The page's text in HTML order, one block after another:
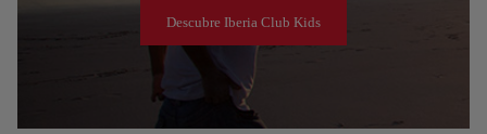
Descubre Iberia Club Kids